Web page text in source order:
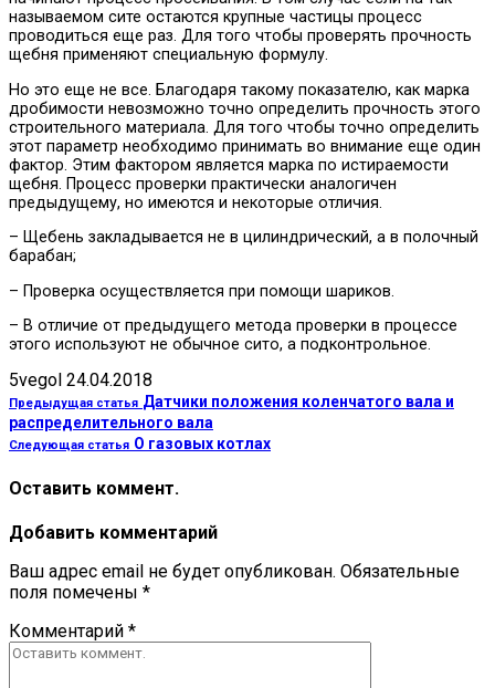
называемом сите остаются крупные частицы процесс
проводиться еще раз. Для того чтобы проверять прочность
щебня применяют специальную формулу.
Но это еще не все. Благодаря такому показателю, как марка
дробимости невозможно точно определить прочность этого
строительного материала. Для того чтобы точно определить
этот параметр необходимо принимать во внимание еще один
фактор. Этим фактором является марка по истираемости
щебня. Процесс проверки практически аналогичен
предыдущему, но имеются и некоторые отличия.
– Щебень закладывается не в цилиндрический, а в полочный
барабан;
– Проверка осуществляется при помощи шариков.
– В отличие от предыдущего метода проверки в процессе
этого используют не обычное сито, а подконтрольное.
5vegol 24.04.2018
Предыдущая статья Датчики положения коленчатого вала и
распределительного вала
Следующая статья О газовых котлах
Оставить коммент.
Добавить комментарий
Ваш адрес email не будет опубликован. Обязательные
поля помечены *
Комментарий *